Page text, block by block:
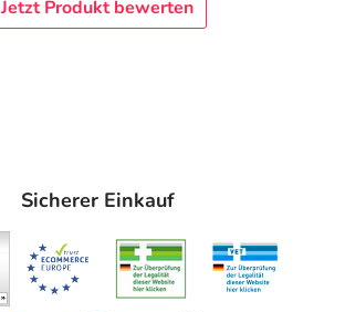
Jetzt Produkt bewerten
Sicherer Einkauf